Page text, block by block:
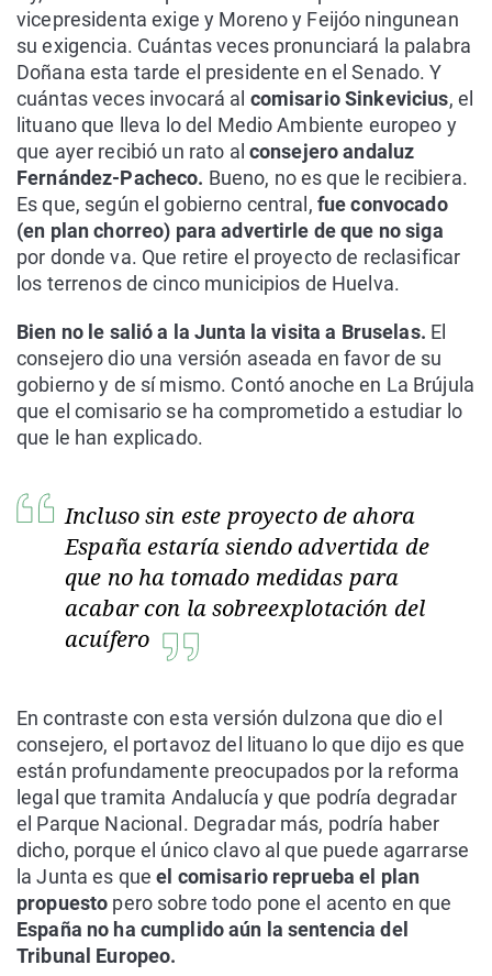
vicepresidenta exige y Moreno y Feijóo ningunean
su exigencia. Cuántas veces pronunciará la palabra
Doñana esta tarde el presidente en el Senado. Y
cuántas veces invocará al comisario Sinkevicius, el
lituano que lleva lo del Medio Ambiente europeo y
que ayer recibió un rato al consejero andaluz
Fernández-Pacheco. Bueno, no es que le recibiera.
Es que, según el gobierno central, fue convocado
(en plan chorreo) para advertirle de que no siga
por donde va. Que retire el proyecto de reclasificar
los terrenos de cinco municipios de Huelva.
Bien no le salió a la Junta la visita a Bruselas. El
consejero dio una versión aseada en favor de su
gobierno y de sí mismo. Contó anoche en La Brújula
que el comisario se ha comprometido a estudiar lo
que le han explicado.
Incluso sin este proyecto de ahora
España estaría siendo advertida de
que no ha tomado medidas para
acabar con la sobreexplotación del
acuífero
En contraste con esta versión dulzona que dio el
consejero, el portavoz del lituano lo que dijo es que
están profundamente preocupados por la reforma
legal que tramita Andalucía y que podría degradar
el Parque Nacional. Degradar más, podría haber
dicho, porque el único clavo al que puede agarrarse
la Junta es queel comisario reprueba el plan
propuesto pero sobre todo pone el acento en que
España no ha cumplido aún la sentencia del
Tribunal Europeo.